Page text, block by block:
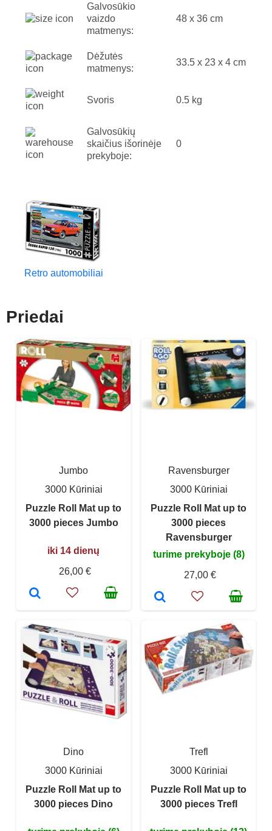
Galvosūkio
vaizdo
matmenys:
48 x 36 cm
Dėžutės
matmenys:
33.5 x 23 x 4 cm
Svoris 0.5 kg
Galvosūkių
skaičius išorinėje
prekyboje:
0
Retro automobiliai
Priedai
Jumbo
3000 Kūriniai
Puzzle Roll Mat up to
3000 pieces Jumbo
iki 14 dienų
26,00 €
Ravensburger
3000 Kūriniai
Puzzle Roll Mat up to
3000 pieces
Ravensburger
turime prekyboje (8)
27,00 €
Dino
3000 Kūriniai
Puzzle Roll Mat up to
3000 pieces Dino
Trefl
3000 Kūriniai
Puzzle Roll Mat up to
3000 pieces Trefl